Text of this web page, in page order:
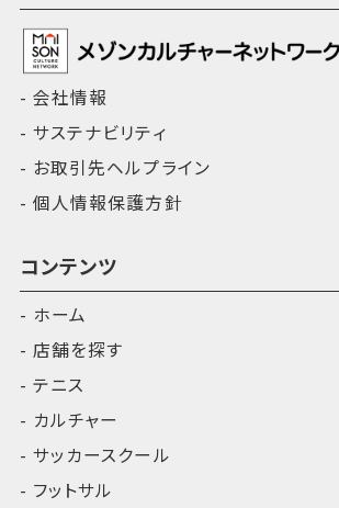
会社情報
サステナビリティ
お取引先ヘルプライン
個人情報保護方針
コンテンツ
ホーム
店舗を探す
テニス
カルチャー
サッカースクール
フットサル